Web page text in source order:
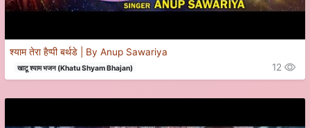
श्याम तेरा हैप्पी बर्थडे | By Anup Sawariya
खाटू श्याम भजन (Khatu Shyam Bhajan) 12